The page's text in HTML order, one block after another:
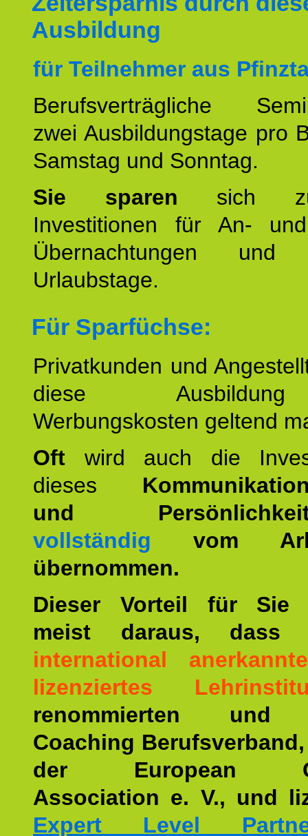
Ausbildung
für Teilnehmer aus
Berufsverträgliche
zwei Ausbildungstage pro
Samstag und Sonntag.
Sie sparen sich
Investitionen für An-
Übernachtungen und
Urlaubstage.
Für Sparfüchse:
Privatkunden und
diese
Werbungskosten geltend
Oft wird auch die
dieses
und
vollständig vom
übernommen.
Dieser Vorteil für Sie
meist daraus,
international
lizenziertes
renommierten und
Coaching
der European
Association e. V., und
Expert Level